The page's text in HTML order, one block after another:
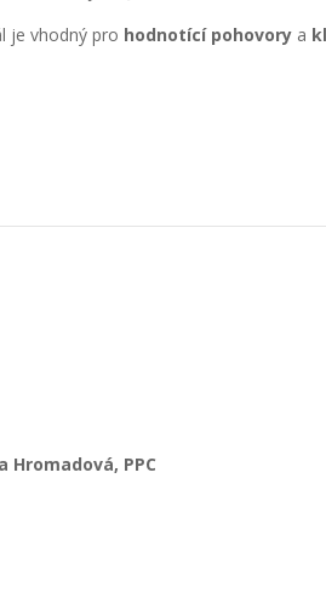
je vhodný pro hodnotící pohovory a
Hromadová, PPC